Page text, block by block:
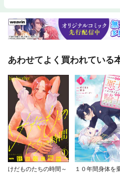
あわせてよく買われている
けだものたちの時間～
１０年間身体を